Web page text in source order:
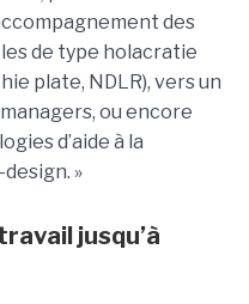
des
de type holacratie
plate, NDLR), vers un
ou encore
d’aide à la
»
jusqu’à